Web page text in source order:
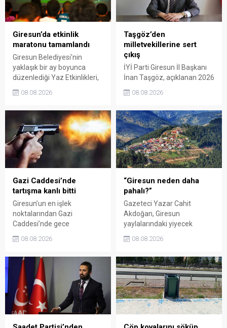
Giresun’da etkinlik
maratonu tamamlandı
Giresun Belediyesi'nin
yaklaşık bir ay boyunca
düzenlediği Yaz Etkinlikleri,
sanat ve eğlenceyle
organizasyonun ardından
Kadın El Emeği Pazarı'nın
süresi de 16 Ağustos'a
kadar uzatıldı.
08.08.2026
Taşgöz’den
milletvekillerine sert
çıkış
İYİ Parti Giresun İl Başkanı
İnan Taşgöz, açıklanan 2026
üzerinden iktidar
eleştirdi. Taşgöz, üreticinin
emeğinin karşılığını
alamadığını savunarak,
Giresun milletvekillerini
sessiz kalmakla suçladı.
08.08.2026
Gazi Caddesi’nde
tartışma kanlı bitti
Giresun’un en işlek
noktalarından Gazi
Caddesi’nde gece
kavgada A.E. ayağından
bölgede kısa süreli panik
yaşanırken polis geniş çaplı
soruşturma başlattı.
08.08.2026
“Giresun neden daha
pahalı?”
Gazeteci Yazar Cahit
Akdoğan, Giresun
yaylalarındaki yiyecek
belirgin biçimde yüksek
Valiliği, Tarım ve Orman İl
Müdürlüğü ile ilgili kurumları
denetime çağırdı. Akdoğan,
yüzde 50’ye ulaşan fiyat
farklarının araştırılması
gerektiğini söyledi.
08.08.2026